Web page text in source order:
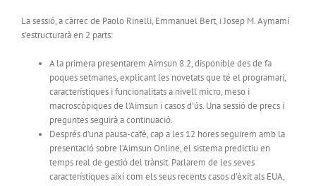
La sessió, a càrrec de Paolo Rinelli, Emmanuel Bert, i Josep M. Aymamí
s’estructurarà en 2 parts:
A la primera presentarem Aimsun 8.2, disponible des de fa
poques setmanes, explicant les novetats que té el programari,
característiques i funcionalitats a nivell micro, meso i
macroscòpiques de l’Aimsun i casos d’ús. Una sessió de precs i
preguntes seguirà a continuació.
Després d’una pausa-cafè, cap a les 12 hores seguirem amb la
presentació sobre l’Aimsun Online, el sistema predictiu en
temps real de gestió del trànsit. Parlarem de les seves
característiques així com els seus recents casos d’èxit als EUA,